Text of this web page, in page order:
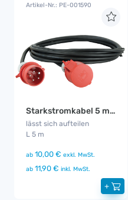
Artikel-Nr.: PE-001590
Starkstromkabel 5 m 32A
lässt sich aufteilen
L 5 m
ab 10,00 € exkl. MwSt.
ab 11,90 € inkl. MwSt.
+